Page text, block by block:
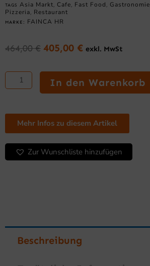
TAGS Asia Markt , Cafe , Fast Food , Gastronomie
Pizzeria , Restaurant
MARKE: FAINCA HR
464,00€ Ursprünglicher
war:
464,00 €
405,00 € Aktueller
ist:
405,00 €.
exkl. MwSt
Fritteuse
L
Ablasshahn
Menge
In den Warenkorb
Mehr Infos zu diesem Artikel
Zur Wunschliste hinzufügen
Beschreibung